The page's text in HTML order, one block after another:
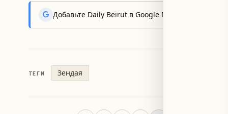
Добавьте Daily Beirut в Google News, чтобы
ТЕГИ Зендая